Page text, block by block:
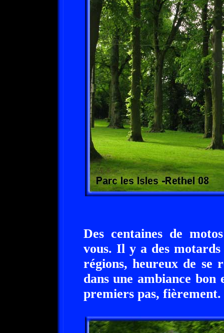
Des centaines de
vous. Il y a des motards
régions, heureux de se
dans une ambiance
premiers pas,